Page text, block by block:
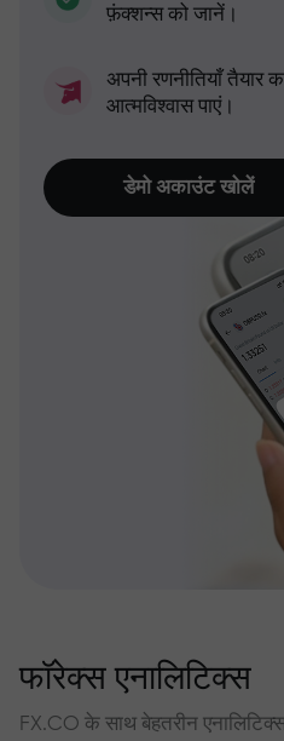
फ़ंक्शन्स को जानें।
अपनी रणनीतियाँ तैयार
आत्मविश्वास पाएं।
डेमो अकाउंट खोलें
फॉरेक्स एनालिटिक्स
FX.CO के साथ बेहतरीन